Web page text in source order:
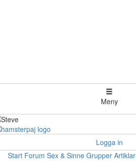
Meny
Logga in
Start Forum Sex & Sinne Grupper Artiklar